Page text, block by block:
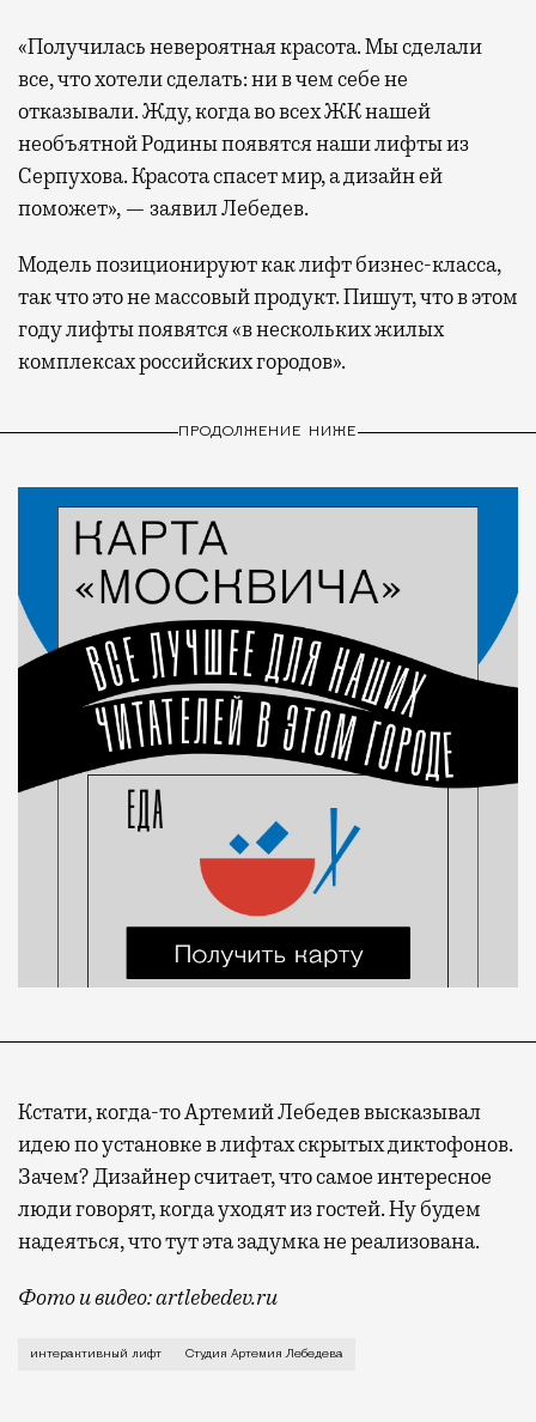
«Получилась невероятная красота. Мы сделали
все, что хотели сделать: ни в чем себе не
отказывали. Жду, когда во всех ЖК нашей
необъятной Родины появятся наши лифты из
Серпухова. Красота спасет мир, а дизайн ей
поможет», — заявил Лебедев.
Модель позиционируют как лифт бизнес-класса,
так что это не массовый продукт. Пишут, что в этом
году лифты появятся «в нескольких жилых
комплексах российских городов».
ПРОДОЛЖЕНИЕ НИЖЕ
Кстати, когда-то Артемий Лебедев высказывал
идею по установке в лифтах скрытых диктофонов.
Зачем? Дизайнер считает, что самое интересное
люди говорят, когда уходят из гостей. Ну будем
надеяться, что тут эта задумка не реализована.
Фото и видео: artlebedev.ru
Раньше все говорили (ну или молчали) с соседями
интерактивный лифт Студия Артемия Лебедева